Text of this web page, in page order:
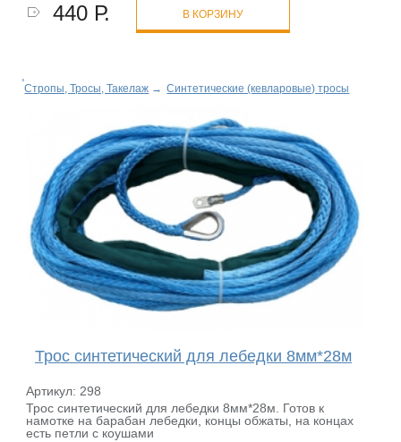
440 Р. В КОРЗИНУ
Стропы, Тросы, Такелаж → Синтетические (кевларовые) тросы
Трос синтетический для лебедки 8мм*28м
Артикул: 298
Трос синтетический для лебедки 8мм*28м. Готов к
намотке на барабан лебедки, концы обжаты, на концах
есть петли с коушами